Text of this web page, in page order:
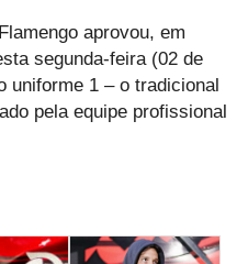
aprovou, em
segunda-feira (02 de
uniforme 1 – o tradicional
pela equipe profissional